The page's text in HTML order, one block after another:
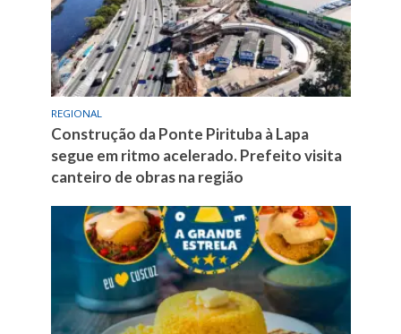
REGIONAL
Construção da Ponte Pirituba à Lapa
segue em ritmo acelerado. Prefeito visita
canteiro de obras na região